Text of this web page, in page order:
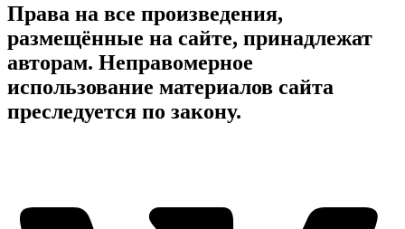
Права на все произведения,
размещённые на сайте, принадлежат
авторам. Неправомерное
использование материалов сайта
преследуется по закону.